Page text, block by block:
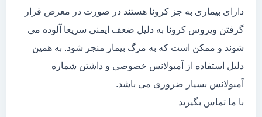
دارای بیماری به جز کرونا هستند در صورت در معرض قرار
گرفتن ویروس کرونا به دلیل ضعف ایمنی سریعا آلوده می
شوند و ممکن است که به مرگ بیمار منجر شود. به همین
دلیل استفاده از آمبولانس خصوصی و داشتن شماره
آمبولانس بسیار ضروری می باشد.
با ما تماس بگیرید